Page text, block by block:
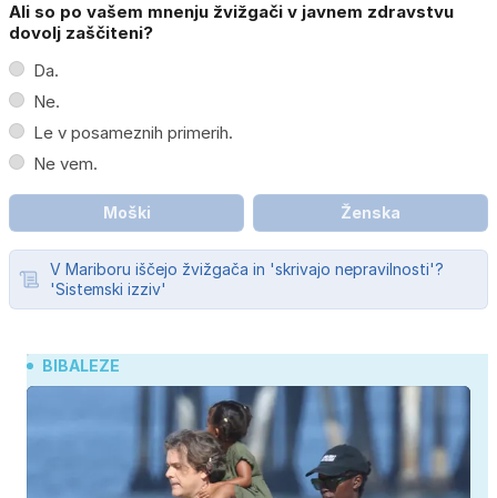
Ali so po vašem mnenju žvižgači v javnem zdravstvu
dovolj zaščiteni?
Da.
Ne.
Le v posameznih primerih.
Ne vem.
Moški Ženska
V Mariboru iščejo žvižgača in 'skrivajo nepravilnosti'?
'Sistemski izziv'
BIBALEZE